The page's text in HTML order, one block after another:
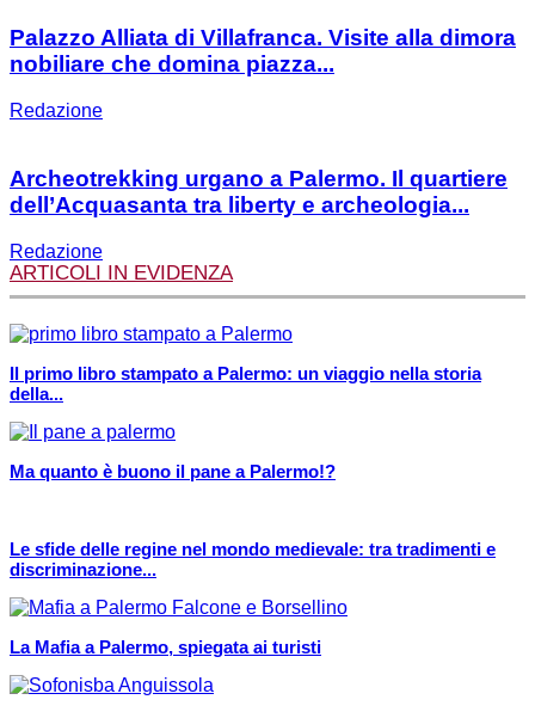
Palazzo Alliata di Villafranca. Visite alla dimora
nobiliare che domina piazza...
Redazione
Archeotrekking urgano a Palermo. Il quartiere
dell’Acquasanta tra liberty e archeologia...
Redazione
ARTICOLI IN EVIDENZA
Il primo libro stampato a Palermo: un viaggio nella storia
della...
Ma quanto è buono il pane a Palermo!?
Le sfide delle regine nel mondo medievale: tra tradimenti e
discriminazione...
La Mafia a Palermo, spiegata ai turisti